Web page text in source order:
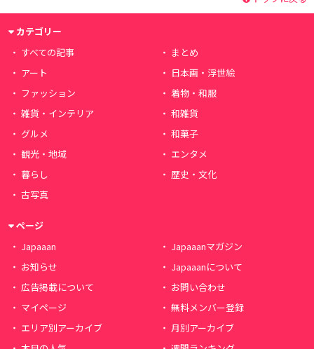
カテゴリー
すべての記事
まとめ
アート
日本画・浮世絵
ファッション
着物・和服
雑貨・インテリア
和雑貨
グルメ
和菓子
観光・地域
エンタメ
暮らし
歴史・文化
古写真
ページ
Japaaan
Japaaanマガジン
お知らせ
Japaaanについて
広告掲載について
お問い合わせ
マイページ
無料メンバー登録
エリア別アーカイブ
月別アーカイブ